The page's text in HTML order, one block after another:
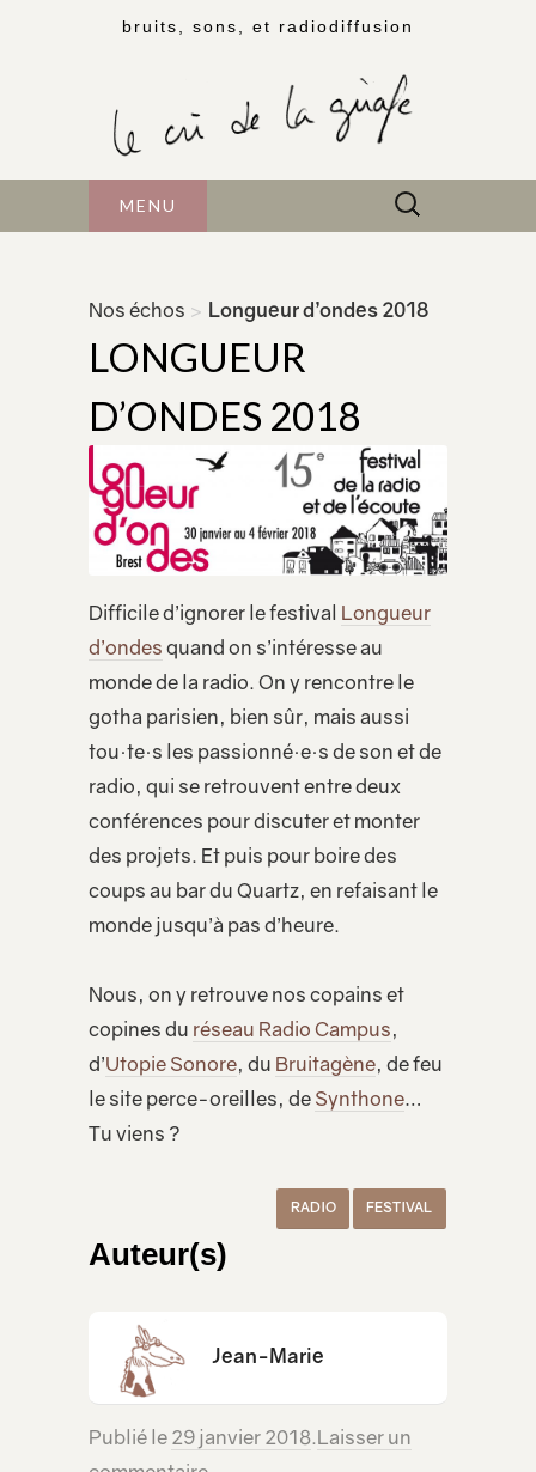
bruits, sons, et radiodiffusion
MENU Rechercher :
Nos échos > Longueur d’ondes 2018
LONGUEUR
D’ONDES 2018
Difficile d’ignorer le festival Longueur
d’ondes quand on s’intéresse au
monde de la radio. On y rencontre le
gotha parisien, bien sûr, mais aussi
tou·te·s les passionné·e·s de son et de
radio, qui se retrouvent entre deux
conférences pour discuter et monter
des projets. Et puis pour boire des
coups au bar du Quartz, en refaisant le
monde jusqu’à pas d’heure.
Nous, on y retrouve nos copains et
copines du réseau Radio Campus,
d’Utopie Sonore, du Bruitagène, de feu
le site perce-oreilles, de Synthone…
Tu viens ?
FESTIVAL
RADIO
Auteur(s)
Jean-Marie
Publié le 29 janvier 2018.Laisser un